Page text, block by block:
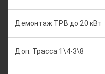
Демонтаж ТРВ до 20 кВт
Доп. Трасса 1\4-3\8